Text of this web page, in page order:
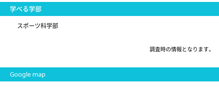
学べる学部
スポーツ科学部
調査時の情報となります。
Google map